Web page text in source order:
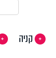
קניה